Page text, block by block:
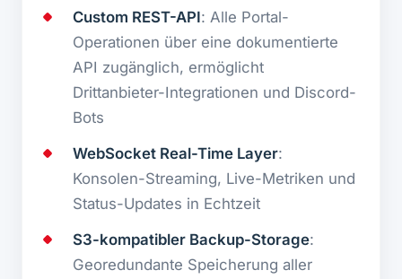
Custom REST-API: Alle Portal-
Operationen über eine dokumentierte
API zugänglich, ermöglicht
Drittanbieter-Integrationen und Discord-
Bots
WebSocket Real-Time Layer:
Konsolen-Streaming, Live-Metriken und
Status-Updates in Echtzeit
S3-kompatibler Backup-Storage:
Georedundante Speicherung aller